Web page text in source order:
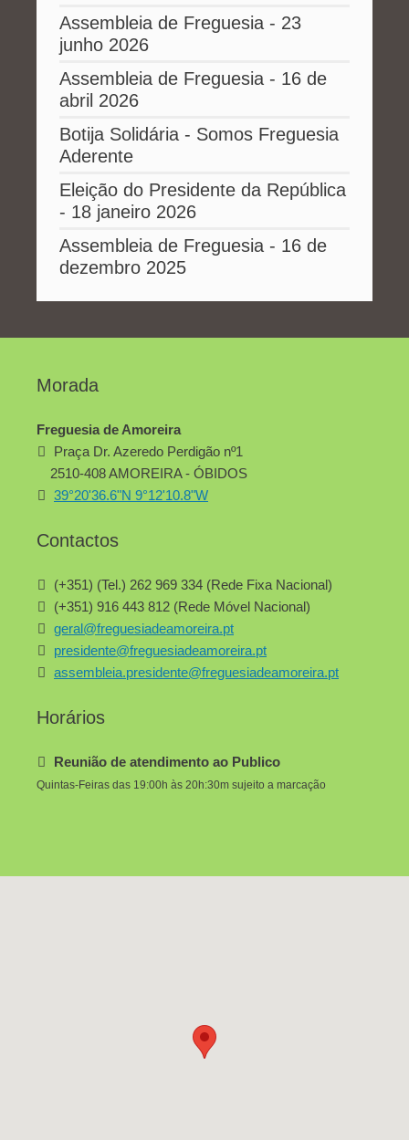
Assembleia de Freguesia - 23
junho 2026
Assembleia de Freguesia - 16 de
abril 2026
Botija Solidária - Somos Freguesia
Aderente
Eleição do Presidente da República
- 18 janeiro 2026
Assembleia de Freguesia - 16 de
dezembro 2025
Morada
Freguesia de Amoreira
Praça Dr. Azeredo Perdigão nº1
2510-408 AMOREIRA - ÓBIDOS
39°20'36.6"N 9°12'10.8"W
Contactos
(+351) (Tel.) 262 969 334 (Rede Fixa Nacional)
(+351) 916 443 812 (Rede Móvel Nacional)
geral@freguesiadeamoreira.pt
presidente@freguesiadeamoreira.pt
assembleia.presidente@freguesiadeamoreira.pt
Horários
Reunião de atendimento ao Publico
Quintas-Feiras das 19:00h às 20h:30m sujeito a marcação